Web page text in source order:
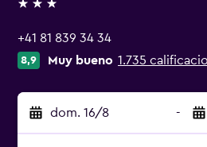
3 estrellas
+41 81 839 34 34
8,9 Muy bueno 1.735
dom. 16/8 -